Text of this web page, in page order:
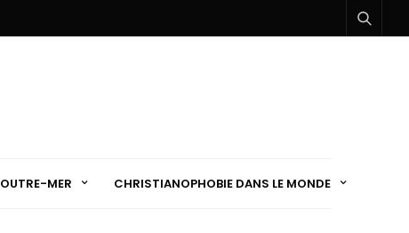
OUTRE-MER CHRISTIANOPHOBIE DANS LE MONDE